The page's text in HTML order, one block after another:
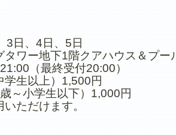
3日、4日、5日
ワー地下1階クアハウス＆プー
（最終受付20:00）
学生以上）1,500円
学生以下）1,000円
ただけます。